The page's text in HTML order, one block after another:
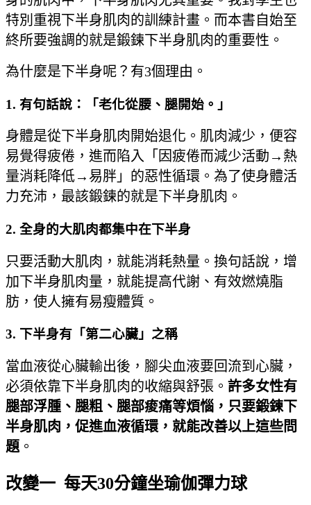
特別重視下半身肌肉的訓練計畫。而本書自始至
終所要強調的就是鍛鍊下半身肌肉的重要性。
為什麼是下半身呢？有3個理由。
1. 有句話說：「老化從腰、腿開始。」
身體是從下半身肌肉開始退化。肌肉減少，便容
易覺得疲倦，進而陷入「因疲倦而減少活動→熱
量消耗降低→易胖」的惡性循環。為了使身體活
力充沛，最該鍛鍊的就是下半身肌肉。
2. 全身的大肌肉都集中在下半身
只要活動大肌肉，就能消耗熱量。換句話說，增
加下半身肌肉量，就能提高代謝、有效燃燒脂
肪，使人擁有易瘦體質。
3. 下半身有「第二心臟」之稱
當血液從心臟輸出後，腳尖血液要回流到心臟，
必須依靠下半身肌肉的收縮與舒張。 許多女性有
腿部浮腫、腿粗、腿部痠痛等煩惱，只要鍛鍊下
半身肌肉，促進血液循環，就能改善以上這些問
題 。
改變一 每天30分鐘坐瑜伽彈力球